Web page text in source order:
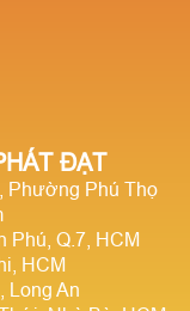
ĐẠT
Phường Phú Thọ
Phú, Q.7, HCM
HCM
Long An